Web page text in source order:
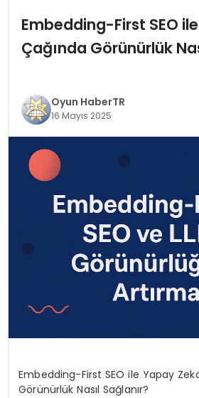
EKONOMI
MAGAZIN
SAĞLIK
TEKNOLOJI
Embedding-First SEO
Çağında Görünürlük
Oyun HaberTR
16 Mayıs 2025
Embedding-First SEO ile Yapay
Görünürlük Nasıl Sağlanır?